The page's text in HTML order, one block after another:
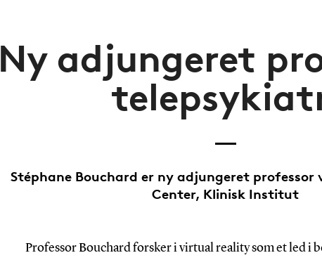
Ny adjungeret
Stéphane Bouchard er ny adjungeret professor
Center, Klinisk Institut
Professor Bouchard forsker i virtual reality som et led i